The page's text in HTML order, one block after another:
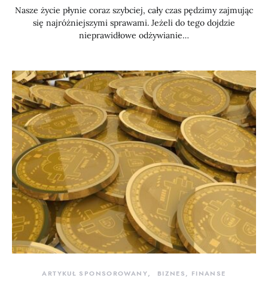
Nasze życie płynie coraz szybciej, cały czas pędzimy zajmując
się najróżniejszymi sprawami. Jeżeli do tego dojdzie
nieprawidłowe odżywianie…
ARTYKUŁ SPONSOROWANY BIZNES, FINANSE